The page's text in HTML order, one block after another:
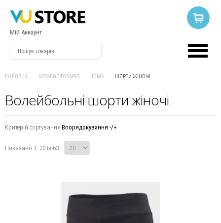
Мій Аккаунт
ГОЛОВНА КАТАЛОГ ТОВАРІВ JOMA ШОРТИ ЖІНОЧІ
Волейбольні шорти жіночі
Критерій сортування Впорядокування -/+
Показано 1. 20 із 63
ВХІД
Логін
Пароль